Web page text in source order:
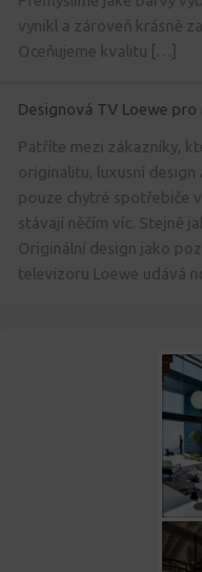
vynikl a zároveň krásně
Oceňujeme kvalitu […]
Designová TV Loewe pro
Patříte mezi zákazníky,
originalitu, luxusní design
pouze chytré spotřebiče
stávají něčím víc. Stejně
Originální design jako
televizoru Loewe udává